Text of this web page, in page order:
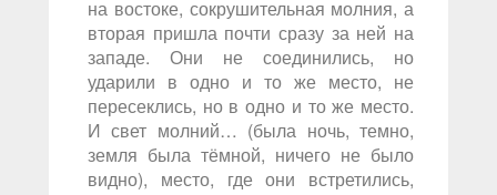
на востоке, сокрушительная молния, а
вторая пришла почти сразу за ней на
западе. Они не соединились, но
ударили в одно и то же место, не
пересеклись, но в одно и то же место.
И свет молний… (была ночь, темно,
земля была тёмной, ничего не было
видно), место, где они встретились,